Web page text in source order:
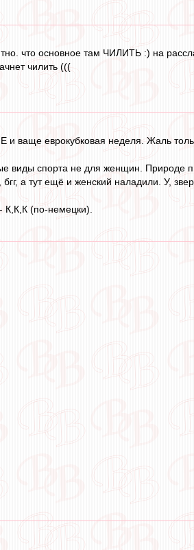
что основное там ЧИЛИТЬ :) на
чилить (((
и ваще еврокубковая неделя. Жаль
виды спорта не для женщин. Природе
а тут ещё и женский наладили. У,
К,К,К (по-немецки).